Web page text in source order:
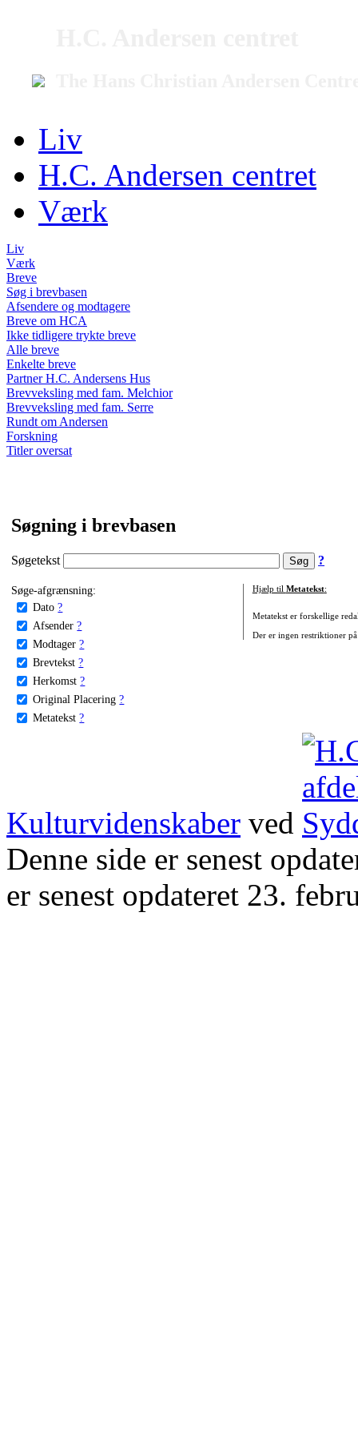
Liv
H.C. Andersen centret
Værk
Liv
Værk
Breve
Søg i brevbasen
Afsendere og modtagere
Breve om HCA
Ikke tidligere trykte breve
Alle breve
Enkelte breve
Partner H.C. Andersens Hus
Brevveksling med fam. Melchior
Brevveksling med fam. Serre
Rundt om Andersen
Forskning
Titler oversat
Søgning i brevbasen
Søgetekst ?
Søge-afgrænsning:
Dato ?
Afsender ?
Modtager ?
Brevtekst ?
Herkomst ?
Original Placering ?
Metatekst ?
Hjælp til Metatekst:
Metatekst er forskellige
Der er ingen restriktioner
Kulturvidenskaber ved
Denne side er senest
er senest opdateret 23.